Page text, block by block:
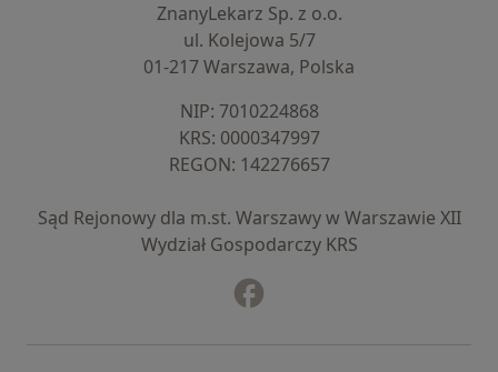
ZnanyLekarz Sp. z o.o.
ul. Kolejowa 5/7
01-217 Warszawa, Polska
NIP: ⁠7010224868
KRS: ⁠0000347997
REGON: ⁠142276657
Sąd Rejonowy dla m.st. Warszawy w Warszawie XII
Wydział Gospodarczy KRS